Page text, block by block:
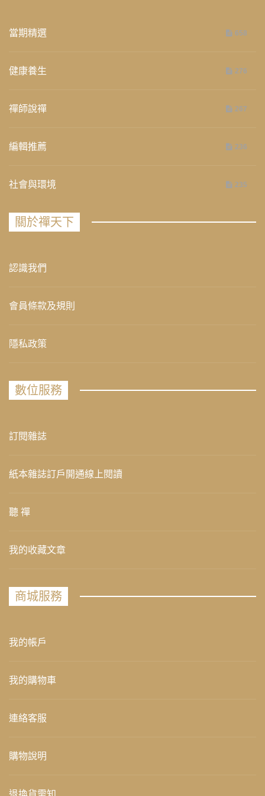
當期精選 658
健康養生 276
禪師說禪 267
編輯推薦 236
社會與環境 235
關於禪天下
認識我們
會員條款及規則
隱私政策
數位服務
訂閱雜誌
紙本雜誌訂戶開通線上閱讀
聽 禪
我的收藏文章
商城服務
我的帳戶
我的購物車
連絡客服
購物說明